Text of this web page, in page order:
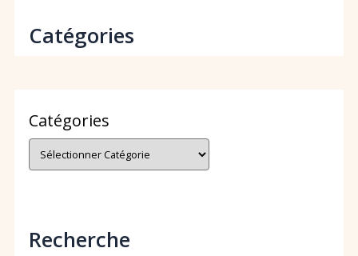
Catégories
Catégories
Recherche